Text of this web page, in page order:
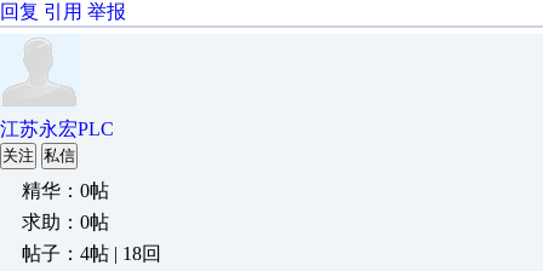
回复 引用 举报
江苏永宏PLC
关注 私信
精华：0帖
求助：0帖
帖子：4帖 | 18回